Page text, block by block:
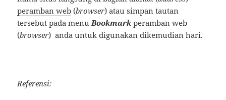
peramban web (browser) atau simpan tautan
tersebut pada menuBookmarkperamban web
(browser) anda untuk digunakan dikemudian hari.
Referensi: